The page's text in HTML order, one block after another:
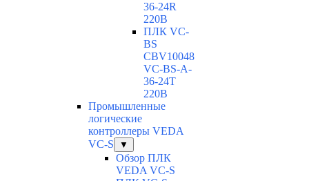
36-24R
220В
ПЛК VC-
BS
CBV10048
VC-ВS-A-
36-24T
220В
Промышленные
логические
контроллеры VEDA
VC-S
▼
Обзор ПЛК
VEDA VC-S